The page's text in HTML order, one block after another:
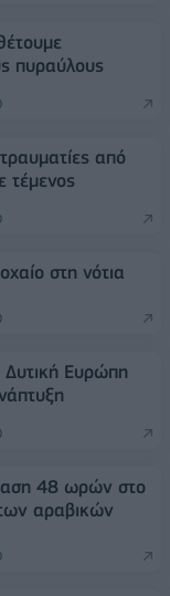
πυραύλους
από
τέμενος
στη νότια
Δυτική Ευρώπη
48 ωρών στο
αραβικών